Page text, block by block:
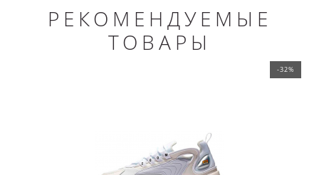
РЕКОМЕНДУЕМЫЕ
ТОВАРЫ
-32%